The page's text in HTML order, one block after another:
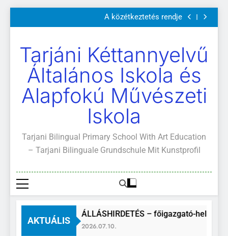
a
Szülői értekezletek 2026. május 04-14.
A közétkeztetés rendje
Kötelező és ajánlott olvasmányok
Szülői értekezletek 2026. május 04-14.
A közétkeztetés rendje
Kötelező és ajánlott olvasmányok
A Mi Világunk!
Tarjáni Kéttannyelvű
Általános Iskola és
Alapfokú Művészeti
Iskola
Tarjani Bilingual Primary School With Art Education
– Tarjani Bilinguale Grundschule Mit Kunstprofil
AKTUÁLIS
ÁLLÁSHIRDETÉS – főigazgató-helyettes
2026.07.10.